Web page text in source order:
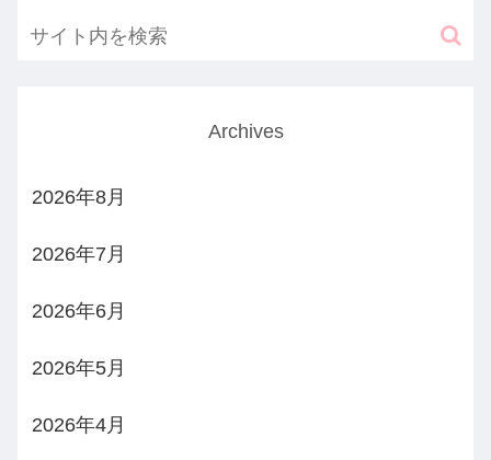
Archives
2026年8月
2026年7月
2026年6月
2026年5月
2026年4月